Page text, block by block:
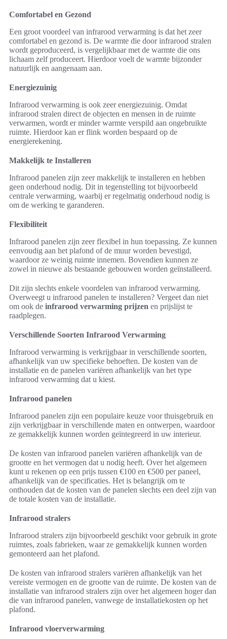
Comfortabel en Gezond
Een groot voordeel van infrarood verwarming is dat het zeer
comfortabel en gezond is. De warmte die door infrarood stralen
wordt geproduceerd, is vergelijkbaar met de warmte die ons
lichaam zelf produceert. Hierdoor voelt de warmte bijzonder
natuurlijk en aangenaam aan.
Energiezuinig
Infrarood verwarming is ook zeer energiezuinig. Omdat
infrarood stralen direct de objecten en mensen in de ruimte
verwarmen, wordt er minder warmte verspild aan ongebruikte
ruimte. Hierdoor kan er flink worden bespaard op de
energierekening.
Makkelijk te Installeren
Infrarood panelen zijn zeer makkelijk te installeren en hebben
geen onderhoud nodig. Dit in tegenstelling tot bijvoorbeeld
centrale verwarming, waarbij er regelmatig onderhoud nodig is
om de werking te garanderen.
Flexibiliteit
Infrarood panelen zijn zeer flexibel in hun toepassing. Ze kunnen
eenvoudig aan het plafond of de muur worden bevestigd,
waardoor ze weinig ruimte innemen. Bovendien kunnen ze
zowel in nieuwe als bestaande gebouwen worden geïnstalleerd.
Dit zijn slechts enkele voordelen van infrarood verwarming.
Overweegt u infrarood panelen te installeren? Vergeet dan niet
om ook de infrarood verwarming prijzen en prijslijst te
raadplegen.
Verschillende Soorten Infrarood Verwarming
Infrarood verwarming is verkrijgbaar in verschillende soorten,
afhankelijk van uw specifieke behoeften. De kosten van de
installatie en de panelen variëren afhankelijk van het type
infrarood verwarming dat u kiest.
Infrarood panelen
Infrarood panelen zijn een populaire keuze voor thuisgebruik en
zijn verkrijgbaar in verschillende maten en ontwerpen, waardoor
ze gemakkelijk kunnen worden geïntegreerd in uw interieur.
De kosten van infrarood panelen variëren afhankelijk van de
grootte en het vermogen dat u nodig heeft. Over het algemeen
kunt u rekenen op een prijs tussen €100 en €500 per paneel,
afhankelijk van de specificaties. Het is belangrijk om te
onthouden dat de kosten van de panelen slechts een deel zijn van
de totale kosten van de installatie.
Infrarood stralers
Infrarood stralers zijn bijvoorbeeld geschikt voor gebruik in grote
ruimtes, zoals fabrieken, waar ze gemakkelijk kunnen worden
gemonteerd aan het plafond.
De kosten van infrarood stralers variëren afhankelijk van het
vereiste vermogen en de grootte van de ruimte. De kosten van de
installatie van infrarood stralers zijn over het algemeen hoger dan
die van infrarood panelen, vanwege de installatiekosten op het
plafond.
Infrarood vloerverwarming